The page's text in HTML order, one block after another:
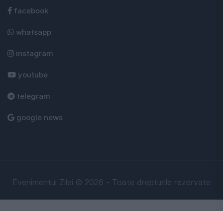
facebook
whatsapp
instagram
youtube
telegram
google news
Evenimentul Zilei © 2026 - Toate drepturile rezervate